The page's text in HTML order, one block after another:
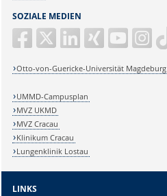
SOZIALE MEDIEN
Otto-von-Guericke-Universität Magdeburg
UMMD-Campusplan
MVZ UKMD
MVZ Cracau
Klinikum Cracau
Lungenklinik Lostau
LINKS